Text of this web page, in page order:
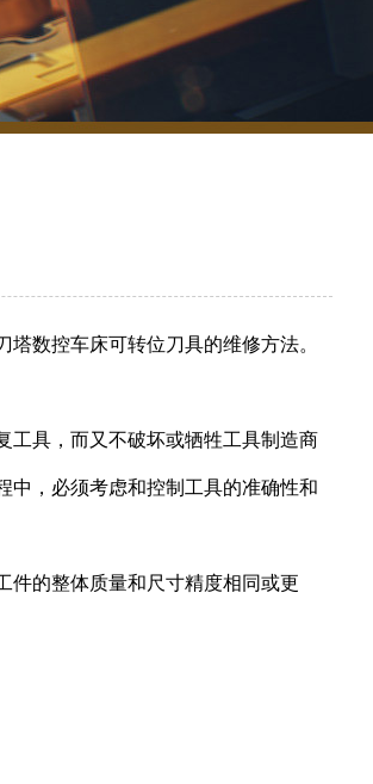
数控车床可转位刀具的维修方法。
工具，而又不破坏或牺牲工具制造商
中，必须考虑和控制工具的准确性和
件的整体质量和尺寸精度相同或更